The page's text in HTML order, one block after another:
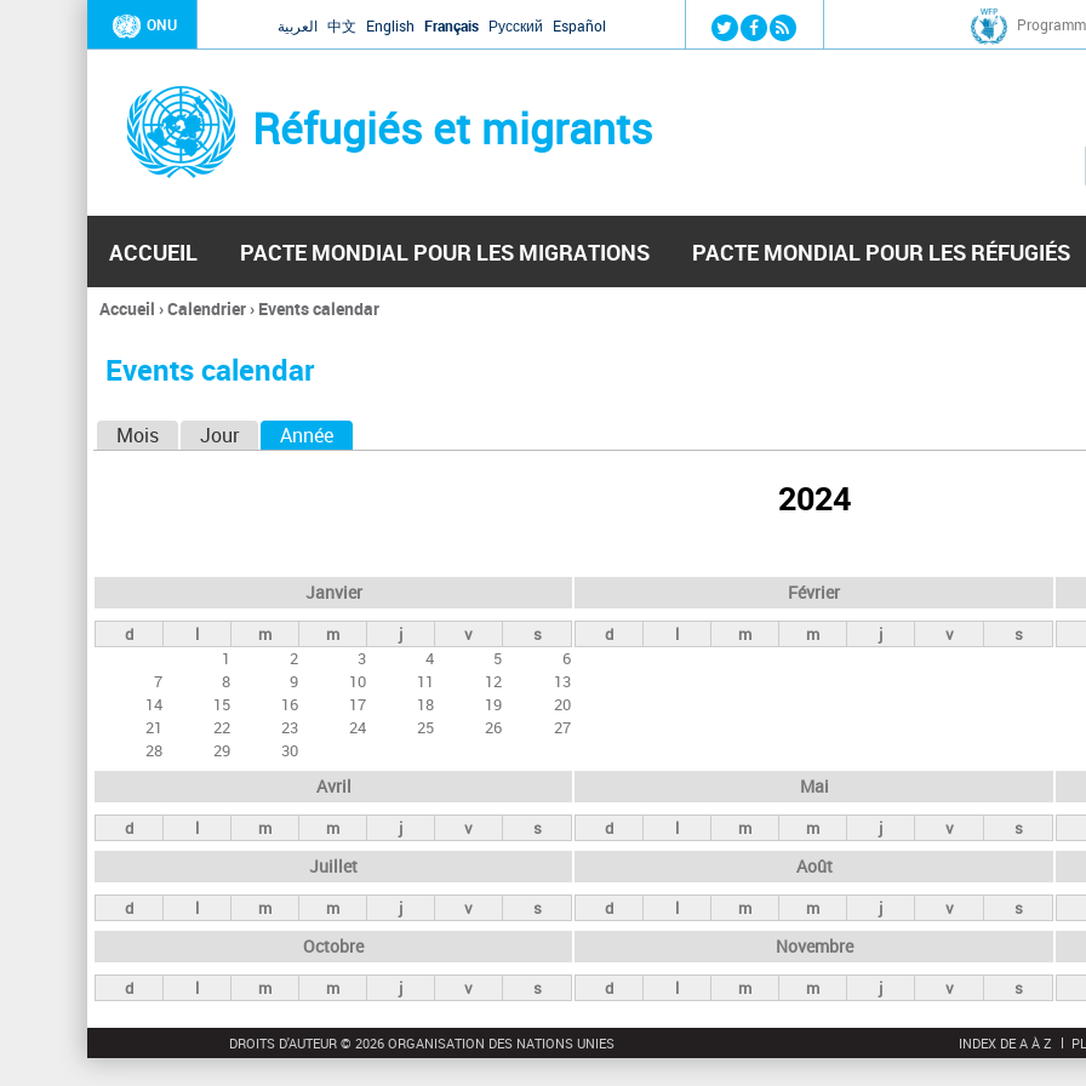
Jump to navigation
ONU العربية 中文 English Français Русский Español
Réfugiés et migrants
ACCUEIL PACTE MONDIAL POUR LES MIGRATIONS PACTE MONDIAL POUR LES RÉFUGIÉS
Vous
ici
Accueil ›Calendrier› Events calendar
Events calendar
e
t
s
n
c
i
p
a
x
Mois Jour Année
2024
Janvier
d l m m j v
s
1
2 3 4 5
6
7
8 9 10 11 12
13
14
15 16 17 18 19
20
21
22 23 24 25 26
27
28
29 30
Février
d l m m j v s
Avril
d l m m j v s
Mai
d l m m j v s
Juillet
d l m m j v s
Août
d l m m j v s
Octobre
d l m m j v s
Novembre
d l m m j v s
DROITS D'AUTEUR © 2026 ORGANISATION DES NATIONS UNIES INDEX DE A À Z